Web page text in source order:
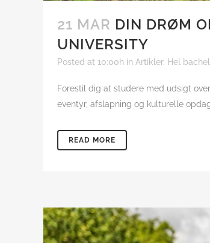
21 MAR DIN DRØM
UNIVERSITY
Posted at 10:00h in Artikler, Hel
Forestil dig at studere med udsigt
eventyr, afslapning og kulturelle
READ MORE